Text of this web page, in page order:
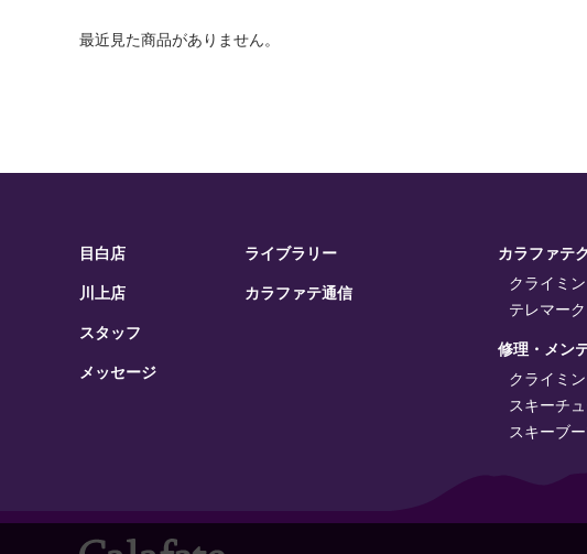
最近見た商品がありません。
目白店
川上店
スタッフ
メッセージ
ライブラリー
カラファテ通信
カラファテ
クライミ
テレマー
修理・メン
クライミ
スキーチ
スキーブ